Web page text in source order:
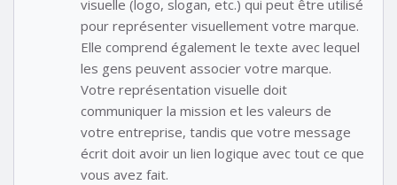
visuelle (logo, slogan, etc.) qui peut être utilisé
pour représenter visuellement votre marque.
Elle comprend également le texte avec lequel
les gens peuvent associer votre marque.
Votre représentation visuelle doit
communiquer la mission et les valeurs de
votre entreprise, tandis que votre message
écrit doit avoir un lien logique avec tout ce que
vous avez fait.